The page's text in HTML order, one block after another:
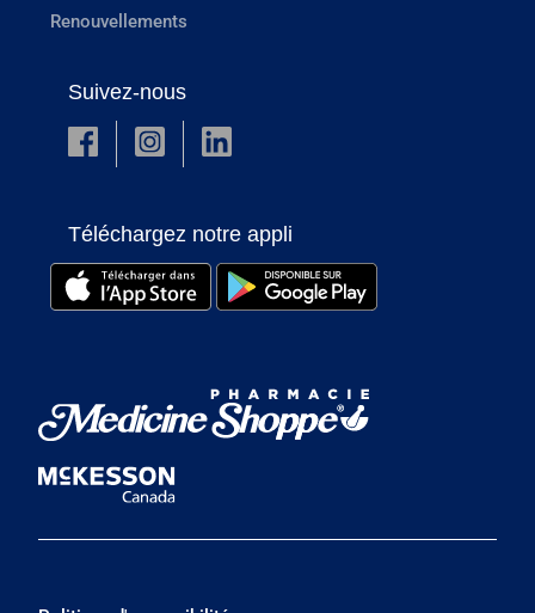
Renouvellements
Suivez-nous
Téléchargez notre appli